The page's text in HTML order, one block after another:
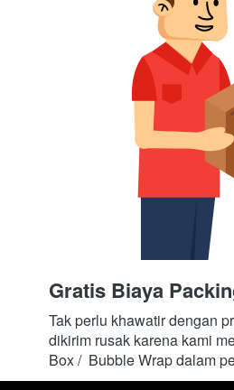
Gratis Biaya
Tak perlu khawatir dengan
dikirim rusak karena kami
Box /  Bubble Wrap dalam